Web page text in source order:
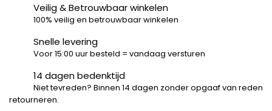
Veilig & Betrouwbaar winkelen
100% veilig en betrouwbaar winkelen
Snelle levering
Voor 15:00 uur besteld = vandaag versturen
14 dagen bedenktijd
Niet tevreden? Binnen 14 dagen zonder opgaaf van reden
retourneren.